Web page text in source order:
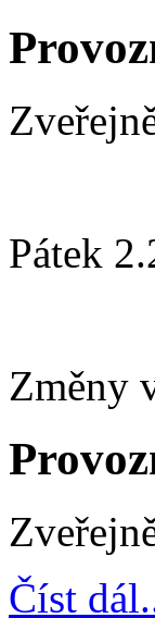
Pátek
Změny
Číst